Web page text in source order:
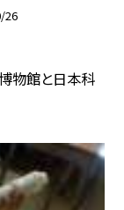
26
博物館と日本科